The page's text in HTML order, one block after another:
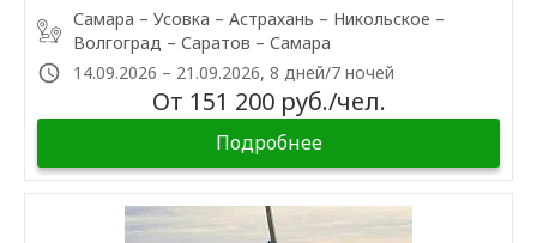
Самара – Усовка – Астрахань – Никольское –
Волгоград – Саратов – Самара
14.09.2026 – 21.09.2026, 8 дней/7 ночей
От 151 200 руб./чел.
Подробнее